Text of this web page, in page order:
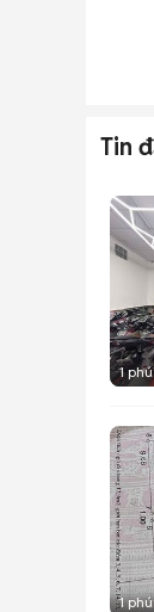
Tin
1
1